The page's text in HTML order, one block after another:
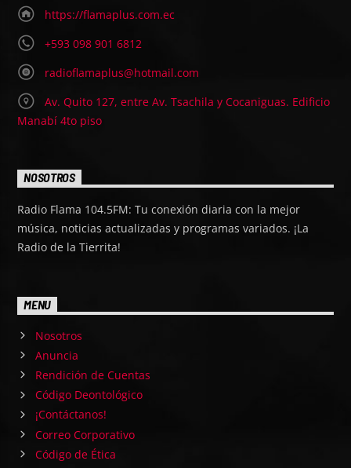
https://flamaplus.com.ec
+593 098 901 6812
radioflamaplus@hotmail.com
Av. Quito 127, entre Av. Tsachila y Cocaniguas. Edificio
Manabí 4to piso
NOSOTROS
Radio Flama 104.5FM: Tu conexión diaria con la mejor
música, noticias actualizadas y programas variados. ¡La
Radio de la Tierrita!
MENU
Nosotros
Anuncia
Rendición de Cuentas
Código Deontológico
¡Contáctanos!
Correo Corporativo
Código de Ética